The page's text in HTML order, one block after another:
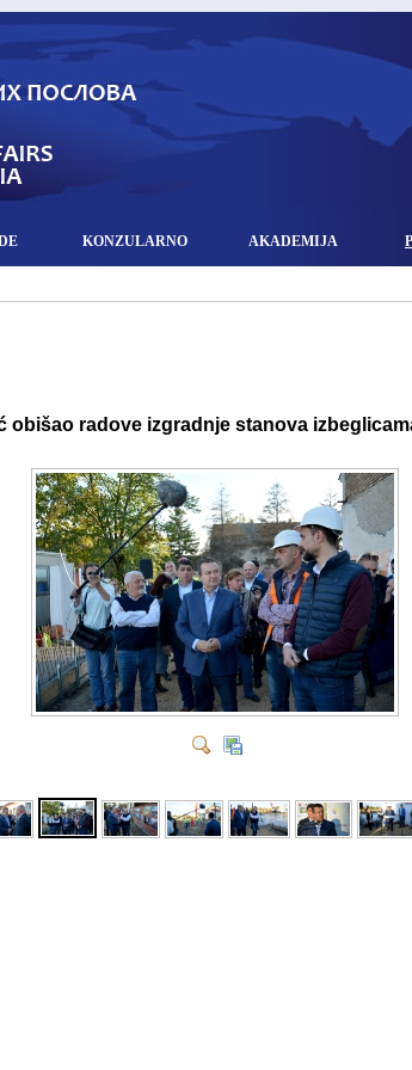
KONZULARNO AKADEMIJA
obišao radove izgradnje stanova